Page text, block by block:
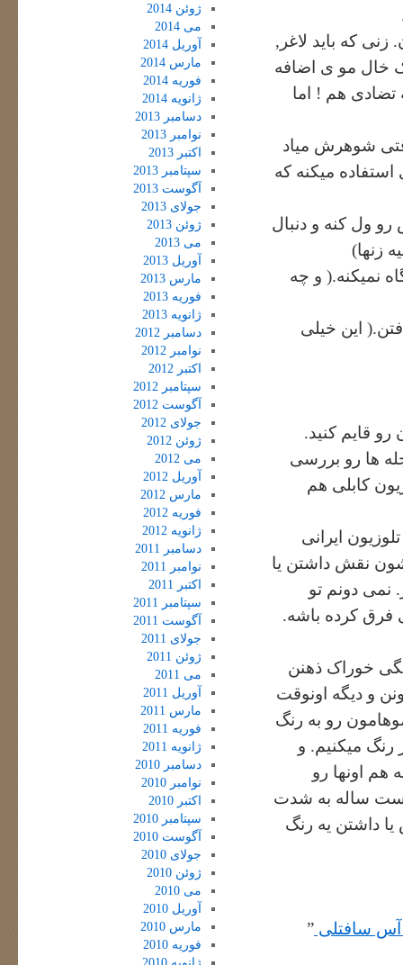
که باید لاغر,
خال مو ی اضافه
هم ! اما
شوهرش میاد
میکنه که
ول کنه و دنبال
زنها)
نمیکنه.( و چه
این خیلی
قایم کنید.
ها رو بررسی
کابلی هم
ایرانی
نقش داشتن یا
نمی دونم تو
فرق کرده باشه.
خوراک ذهنن
و دیگه اونوقت
رو به رنگ
رنگ میکنیم. و
هم اونها رو
ساله به شدت
یا داشتن یه رنگ
آس سافتلی ”
ژوئن 2014
می 2014
آوریل 2014
مارس 2014
فوریه 2014
ژانویه 2014
دسامبر 2013
نوامبر 2013
اکتبر 2013
سپتامبر 2013
آگوست 2013
جولای 2013
ژوئن 2013
می 2013
آوریل 2013
مارس 2013
فوریه 2013
ژانویه 2013
دسامبر 2012
نوامبر 2012
اکتبر 2012
سپتامبر 2012
آگوست 2012
جولای 2012
ژوئن 2012
می 2012
آوریل 2012
مارس 2012
فوریه 2012
ژانویه 2012
دسامبر 2011
نوامبر 2011
اکتبر 2011
سپتامبر 2011
آگوست 2011
جولای 2011
ژوئن 2011
می 2011
آوریل 2011
مارس 2011
فوریه 2011
ژانویه 2011
دسامبر 2010
نوامبر 2010
اکتبر 2010
سپتامبر 2010
آگوست 2010
جولای 2010
ژوئن 2010
می 2010
آوریل 2010
مارس 2010
فوریه 2010